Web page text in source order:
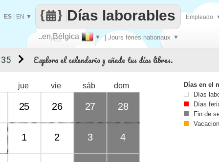
Haz
..en Bélgica ▼ | Jours fériés nationaux ▼
Días laborables
ES EN ▼ Empleado
Explora el calendario y añade tus días libres.
jue vie sáb dom
25 26 27 28
1 2 3 4
Días en el
Días
Días
Fin de